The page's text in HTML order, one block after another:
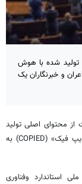
تولید شده با هوش
و خبرنگاران یک
از محتوای اصلی تولید
شده و حفظ یکپارچگی در مقابل محتوای اصلاح شده و دیپ فیک» (COPIED) به
استاندارد وفناوری